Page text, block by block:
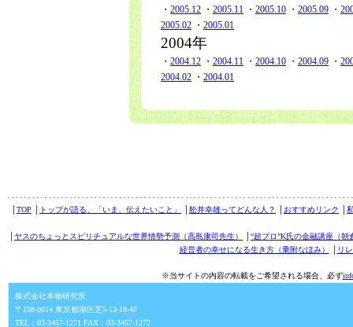
・ 2005.12 ・ 2005.11 ・ 2005.10 ・ 2005.09 ・
2005.02 ・ 2005.01
2004年
・ 2004.12 ・ 2004.11 ・ 2004.10 ・ 2004.09 ・
2004.02 ・ 2004.01
TOP トップが語る、「いま、伝えたいこと」 舩井幸雄ってどんな人？ おすすめリンク
ヤスのちょっとスピリチュアルな世界情勢予測（高島康司先生）
“超プロ”K氏の金融講座（朝
経営者の幸せになる生き方（乗附なほみ）
リ
※当サイトの内容の転載をご希望される場合、必ず
株式会社本物研究所
〒108-0014 東京都港区芝5-13-18-4F
TEL：03-3457-1271 FAX：03-3457-1272